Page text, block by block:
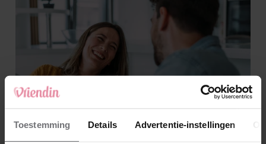
Toestemming Details Advertentie-instellingen